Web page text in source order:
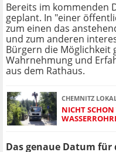
Bereits im kommenden
geplant. In "einer
zum einen das
und zum anderen
Bürgern die Möglichkeit
Wahrnehmung und
aus dem Rathaus.
CHEMNITZ
NICHT SCHON
Das genaue Datum